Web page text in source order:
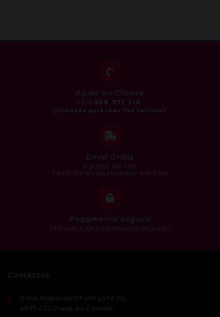
Apoio ao Cliente
+351 258 371 314
Envio Grátis
A partir de 75€
Também pode levantar em Loja
Pagamento seguro
Métodos de pagamento seguros
Contactos
Zona Industrial II Fase Lote 26,
4935-232 Viana do Castelo